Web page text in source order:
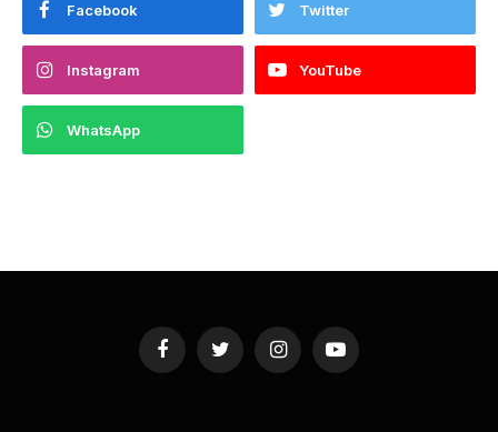
Facebook Twitter
Instagram YouTube
WhatsApp
FacebookTwitter InstagramYouTube